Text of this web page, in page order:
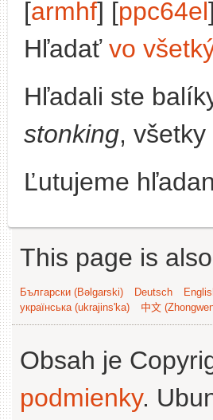
[armhf] [ppc64el
Hľadať vo
Hľadali ste
stonking,
Ľutujeme
This page is
Български (Bəlgarski) Deutsch
українська (ukrajins'ka)
中文
Obsah je
podmienky.